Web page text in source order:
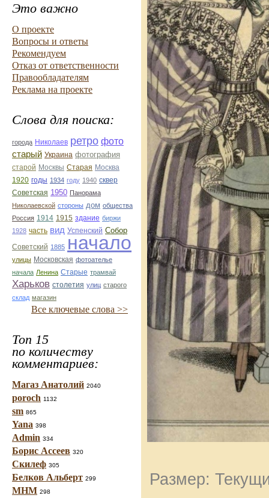
Это важно
О проекте
Вопросы и ответы
Рекомендуем
Отказ от ответственности
Правообладателям
Реклама на проекте
Слова для поиска:
города Николаев ретро фото
старый Украина фотография
старой Москвы Старая Москва
1920 годы 1934 году 1940 сквер
Советская 1950 Панорама
Николаевской стороны дом общества
Россия 1914 1915 здание биржи
1928 часть вид Успенский Собор
Советский 1885 начало
улицы Московская фотоателье
начала Ленина Старые трамвай
Харьков столетия улиц старого
склад магазин
Все ключевые слова >>
Топ 15
по количеству
комментариев:
Магаз Анатолий 2040
poroch 1132
sm 865
Yana 398
Admin 334
Борис Ассеев 320
Скилеф 305
Белков Альберт 299
МНМ 298
Размер: